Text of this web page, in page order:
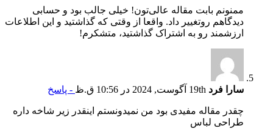
ممنونم بابت مقاله عالی‌تون! خیلی جالب بود و حسابی
دیدگاهم روتغییر داد. واقعا از وقتی که گذاشتید و این اطلاعات
ارزشمند رو به اشتراک گذاشتید، متشکرم!
سارا فرد - پاسخ
چقدر مقاله مفیدی بود من نمیدونستم اینقدر زیر شاخه داره
طراحی لباس